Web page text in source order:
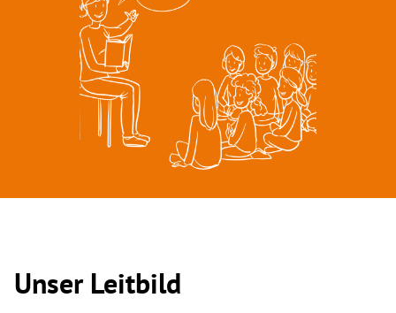
Unser Leitbild